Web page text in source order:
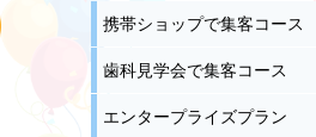
携帯ショップで集客コース
歯科見学会で集客コース
エンタープライズプラン